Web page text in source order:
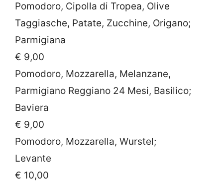
Pomodoro, Cipolla di Tropea, Olive
Taggiasche, Patate, Zucchine, Origano;
Parmigiana
€ 9,00
Pomodoro, Mozzarella, Melanzane,
Parmigiano Reggiano 24 Mesi, Basilico;
Baviera
€ 9,00
Pomodoro, Mozzarella, Wurstel;
Levante
€ 10,00